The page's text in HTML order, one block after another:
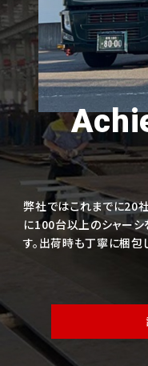
弊社ではこれまでに20
に100台以上のシャー
す。出荷時も丁寧に梱包